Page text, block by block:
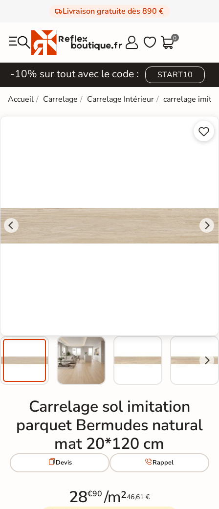
Livraison gratuite dès 890 €
  0
-10% sur tout avec le code : START10
Accueil Carrelage Carrelage Intérieur carrelage


Carrelage sol imitation
parquet Bermudes natural
mat 20*120 cm
Devis Rappel
28€90 /m²46,61 €